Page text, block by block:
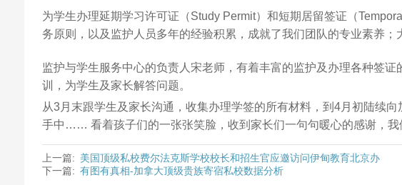
为学生办理延期学习许可证（Study Permit）和短期居留签证（
务原则，以及监护人员多年的经验积累，成就了我们团队的专业素养
监护与学生服务中心的负责人宋老师，有着丰富的监护及办理各种签
训，为学生及家长解答问题。
从3月末跟学生及家长沟通，收集办理学签的所有材料，到4月初陆续
手中…… 看着孩子们的一张张笑脸，收到家长们一句句暖心的感谢，我
上一篇: 美国顶级私校费尔法克斯学校校长和招生官应邀访问伊甸教育北京办
下一篇: 有图有真相-加拿大顶级贵族寄宿私校数据分析